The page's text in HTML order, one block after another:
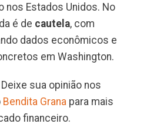
nos Estados Unidos. No
é de cautela, com
dados econômicos e
em Washington.
sua opinião nos
Bendita Grana para mais
financeiro.